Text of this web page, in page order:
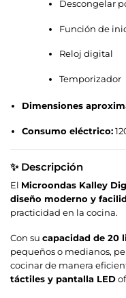
Descongelar
Función de
Reloj digital
Temporizador
Dimensiones
Consumo eléctrico:
✨ Descripción
El Microondas Kalley
diseño moderno y
practicidad en la cocina.
Con su capacidad de 20
pequeños o medianos,
cocinar de manera
táctiles y pantalla LED